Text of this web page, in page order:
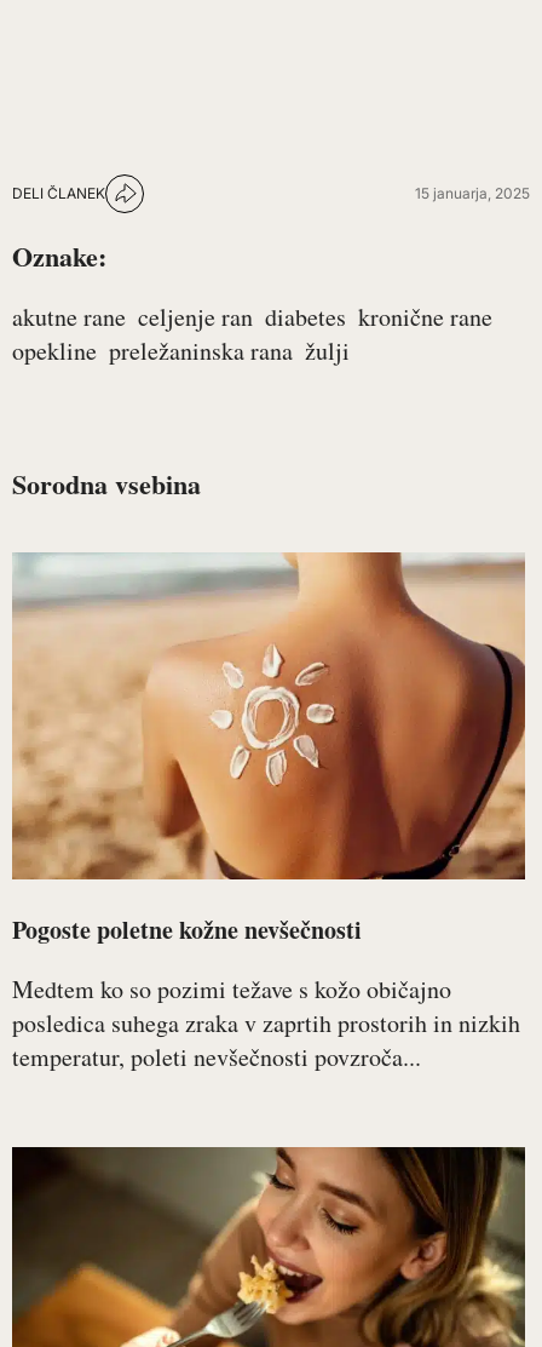
DELI ČLANEK 15 januarja, 2025
Oznake:
akutne rane celjenje ran diabetes kronične rane
opekline preležaninska rana žulji
Sorodna vsebina
Pogoste poletne kožne nevšečnosti
Medtem ko so pozimi težave s kožo običajno
posledica suhega zraka v zaprtih prostorih in nizkih
temperatur, poleti nevšečnosti povzroča...